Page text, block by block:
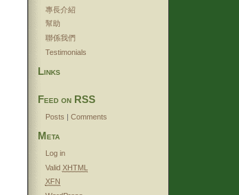
專長介紹
幫助
聯係我們
Testimonials
Links
Feed on RSS
Posts | Comments
Meta
Log in
Valid XHTML
XFN